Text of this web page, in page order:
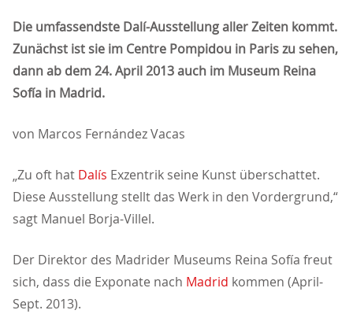
Die umfassendste Dalí-Ausstellung aller Zeiten kommt.
Zunächst ist sie im Centre Pompidou in Paris zu sehen,
dann ab dem 24. April 2013 auch im Museum Reina
Sofía in Madrid.
von Marcos Fernández Vacas
Zu oft hat Dalís Exzentrik seine Kunst überschattet.
Diese Ausstellung stellt das Werk in den Vordergrund,“
sagt Manuel Borja-Villel.
Der Direktor des Madrider Museums Reina Sofía freut
sich, dass die Exponate nach Madrid kommen (April-
Sept. 2013).